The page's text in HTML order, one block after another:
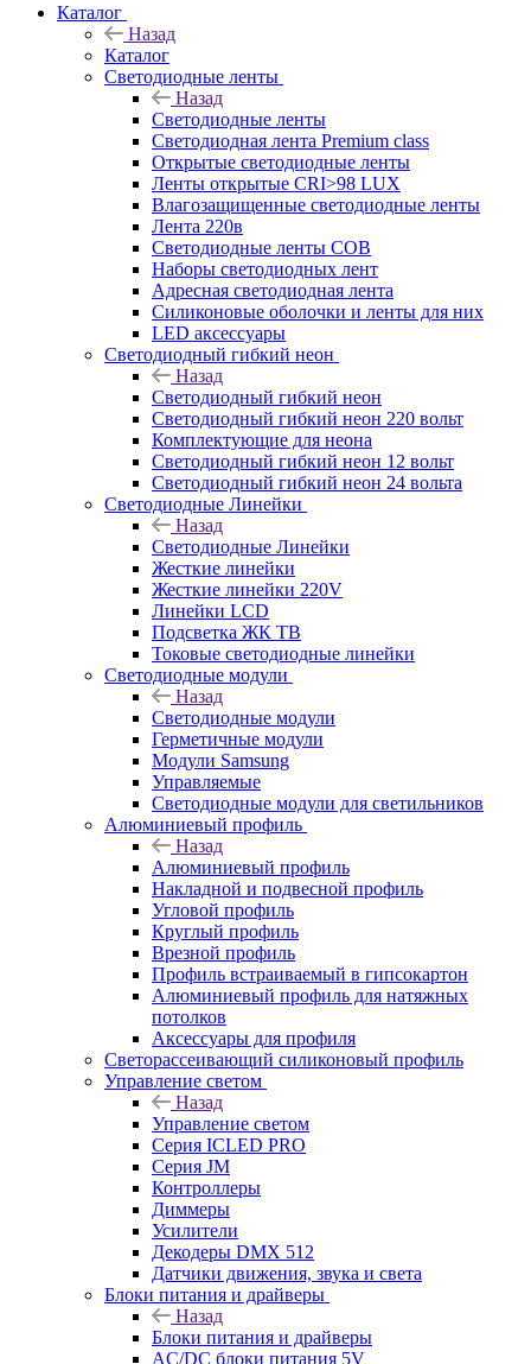
Каталог
Назад
Каталог
Светодиодные ленты
Назад
Светодиодные ленты
Светодиодная лента Premium class
Открытые светодиодные ленты
Ленты открытые CRI>98 LUX
Влагозащищенные светодиодные ленты
Лента 220в
Светодиодные ленты COB
Наборы светодиодных лент
Адресная светодиодная лента
Силиконовые оболочки и ленты для них
LED аксессуары
Светодиодный гибкий неон
Назад
Светодиодный гибкий неон
Светодиодный гибкий неон 220 вольт
Комплектующие для неона
Светодиодный гибкий неон 12 вольт
Светодиодный гибкий неон 24 вольта
Светодиодные Линейки
Назад
Светодиодные Линейки
Жесткие линейки
Жесткие линейки 220V
Линейки LCD
Подсветка ЖК ТВ
Токовые светодиодные линейки
Светодиодные модули
Назад
Светодиодные модули
Герметичные модули
Модули Samsung
Управляемые
Светодиодные модули для светильников
Алюминиевый профиль
Назад
Алюминиевый профиль
Накладной и подвесной профиль
Угловой профиль
Круглый профиль
Врезной профиль
Профиль встраиваемый в гипсокартон
Алюминиевый профиль для натяжных
потолков
Аксессуары для профиля
Светорассеивающий силиконовый профиль
Управление светом
Назад
Управление светом
Серия ICLED PRO
Серия JM
Контроллеры
Диммеры
Усилители
Декодеры DMX 512
Датчики движения, звука и света
Блоки питания и драйверы
Назад
Блоки питания и драйверы
AC/DC блоки питания 5V